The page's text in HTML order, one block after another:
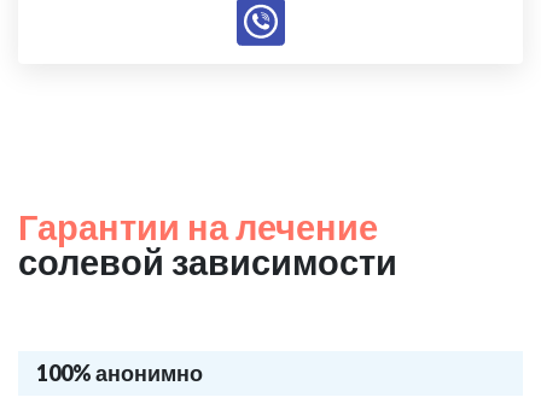
Гарантии на лечение
солевой зависимости
100% анонимно